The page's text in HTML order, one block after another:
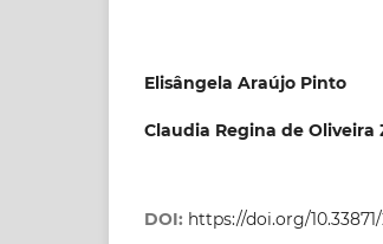
Elisângela Araújo Pinto
Claudia Regina de Oliveira
DOI: https://doi.org/10.33871/